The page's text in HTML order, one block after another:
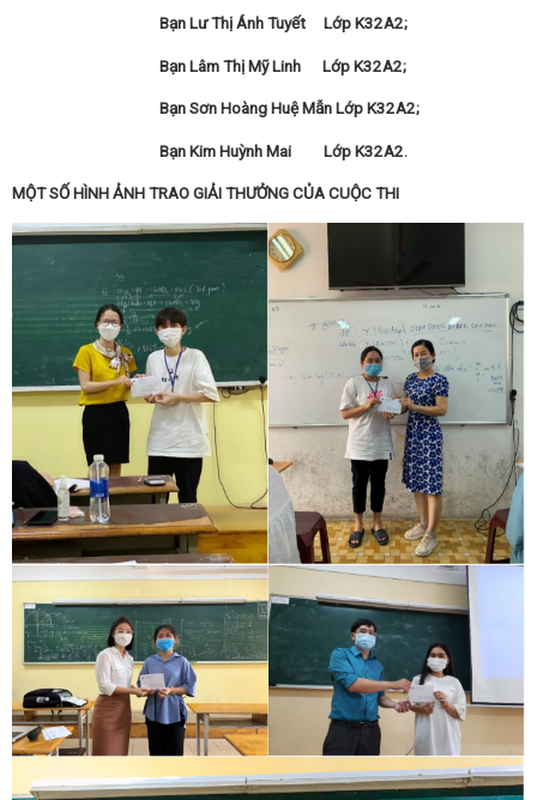
Bạn Lư Thị Ánh Tuyết Lớp K32A2;
Bạn Lâm Thị Mỹ Linh Lớp K32A2;
Bạn Sơn Hoàng Huệ Mẫn Lớp K32A2;
Bạn Kim Huỳnh Mai Lớp K32A2.
MỘT SỐ HÌNH ẢNH TRAO GIẢI THƯỞNG CỦA CUỘC THI